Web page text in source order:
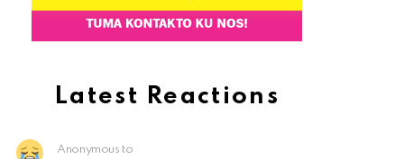
Latest Reactions
Anonymous to